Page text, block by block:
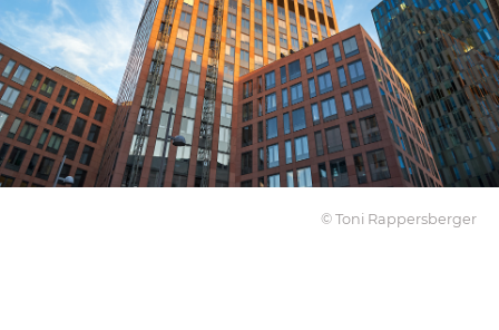
© Toni Rappersberger